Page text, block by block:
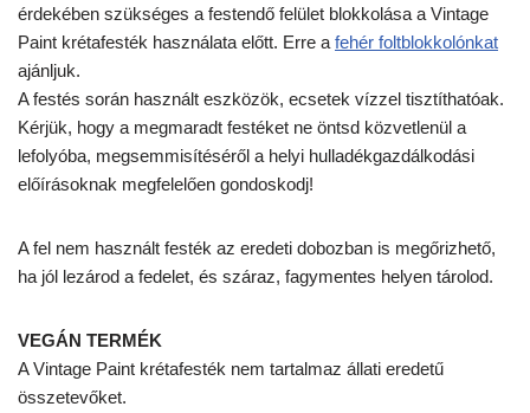
érdekében szükséges a festendő felület blokkolása a Vintage
Paint krétafesték használata előtt. Erre a fehér foltblokkolónkat
ajánljuk.
A festés során használt eszközök, ecsetek vízzel tisztíthatóak.
Kérjük, hogy a megmaradt festéket ne öntsd közvetlenül a
lefolyóba, megsemmisítéséről a helyi hulladékgazdálkodási
előírásoknak megfelelően gondoskodj!
A fel nem használt festék az eredeti dobozban is megőrizhető,
ha jól lezárod a fedelet, és száraz, fagymentes helyen tárolod.
VEGÁN TERMÉK
A Vintage Paint krétafesték nem tartalmaz állati eredetű
összetevőket.